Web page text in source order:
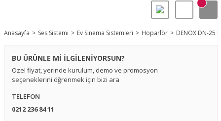
Anasayfa Ses Sistemi Ev Sinema Sistemleri Hoparlör DENOX DN-25
BU ÜRÜNLE Mİ İLGİLENİYORSUN?
Özel fiyat, yerinde kurulum, demo ve promosyon
seçeneklerini öğrenmek için bizi ara
TELEFON
0212 236 84 11